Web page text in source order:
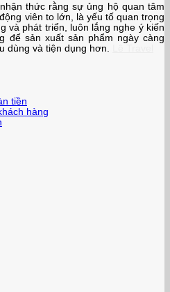
thức rằng sự ủng hộ quan tâm
viên to lớn, là yếu tố quan trọng
và phát triển, luôn lắng nghe ý kiến
để sản xuất sản phẩm ngày càng
dùng và tiện dụng hơn.
tiền
hàng